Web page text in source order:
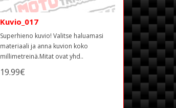
Kuvio_017
Superhieno kuvio! Valitse haluamasi
materiaali ja anna kuvion koko
millimetreinä.Mitat ovat yhd..
19.99€